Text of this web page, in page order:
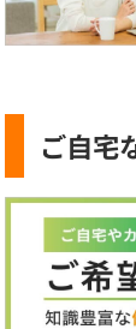
ご自宅